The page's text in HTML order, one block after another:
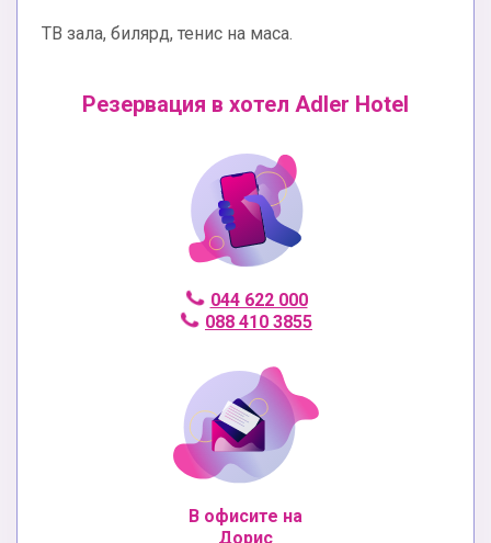
ТВ зала, билярд, тенис на маса.
Резервация в хотел Adler Hotel
044 622 000
088 410 3855
В офисите на
Дорис